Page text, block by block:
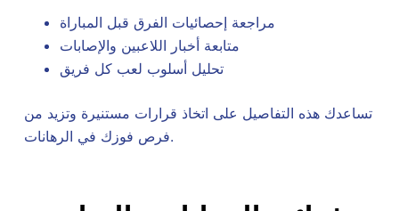
مراجعة إحصائيات الفرق قبل المباراة
متابعة أخبار اللاعبين والإصابات
تحليل أسلوب لعب كل فريق
تساعدك هذه التفاصيل على اتخاذ قرارات مستنيرة وتزيد من
فرص فوزك في الرهانات.